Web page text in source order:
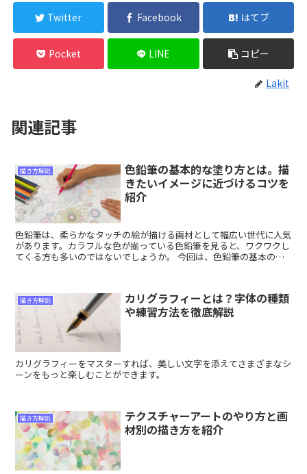
Twitter Facebook はてブ
Pocket LINE コピー
Lakit
関連記事
描き方解説
色鉛筆の基本的な塗り方とは。描
きたいイメージに近づけるコツを
紹介
色鉛筆は、柔らかなタッチの絵が描ける画材として幅広い世代に人気
があります。カラフルな色が揃っている色鉛筆を見ると、ワクワクし
てくる方も多いのではないでしょうか。 今回は、色鉛筆の基本の塗
描き方解説
カリグラフィーとは？字体の種類
や練習方法を徹底解説
カリグラフィーをマスターすれば、美しい文字を添えてさまざまなシ
ーンをもっと楽しむことができます。
描き方解説
テクスチャーアートのやり方と画
材別の描き方を紹介